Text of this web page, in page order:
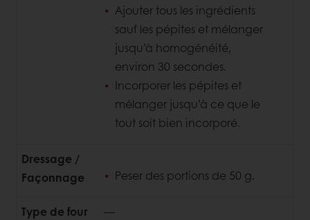
Ajouter tous les ingrédients
sauf les pépites et mélanger
jusqu’à homogénéité,
environ 30 secondes.
Incorporer les pépites et
mélanger jusqu’à ce que le
tout soit bien incorporé.
Dressage /
Façonnage
Peser des portions de 50 g.
Type de four
—